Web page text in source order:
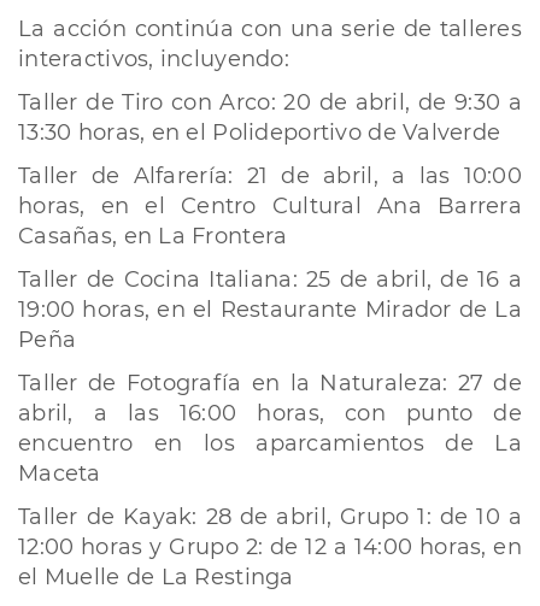
La acción continúa con una serie de talleres
interactivos, incluyendo:
Taller de Tiro con Arco: 20 de abril, de 9:30 a
13:30 horas, en el Polideportivo de Valverde
Taller de Alfarería: 21 de abril, a las 10:00
horas, en el Centro Cultural Ana Barrera
Casañas, en La Frontera
Taller de Cocina Italiana: 25 de abril, de 16 a
19:00 horas, en el Restaurante Mirador de La
Peña
Taller de Fotografía en la Naturaleza: 27 de
abril, a las 16:00 horas, con punto de
encuentro en los aparcamientos de La
Maceta
Taller de Kayak: 28 de abril, Grupo 1: de 10 a
12:00 horas y Grupo 2: de 12 a 14:00 horas, en
el Muelle de La Restinga